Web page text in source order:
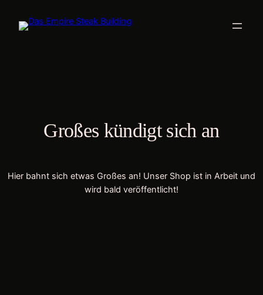
Großes kündigt sich an
Hier bahnt sich etwas Großes an! Unser Shop ist in Arbeit und
wird bald veröffentlicht!